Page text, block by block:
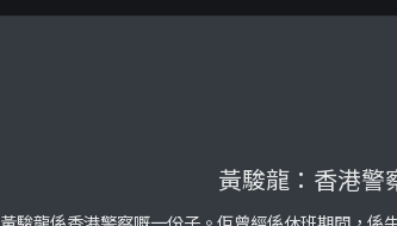
黃駿龍：香港警